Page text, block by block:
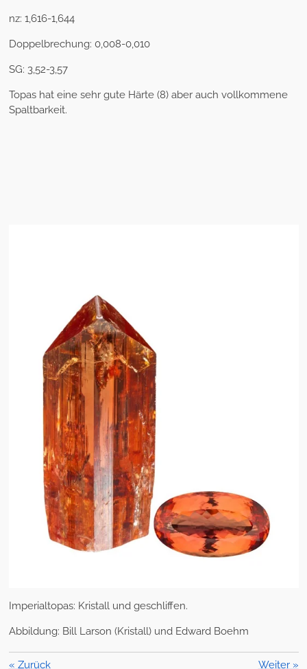
nz: 1,616-1,644
Doppelbrechung: 0,008-0,010
SG: 3,52-3,57
Topas hat eine sehr gute Härte (8) aber auch vollkommene
Spaltbarkeit.
Imperialtopas: Kristall und geschliffen.
Abbildung: Bill Larson (Kristall) und Edward Boehm
« Zurück Weiter»